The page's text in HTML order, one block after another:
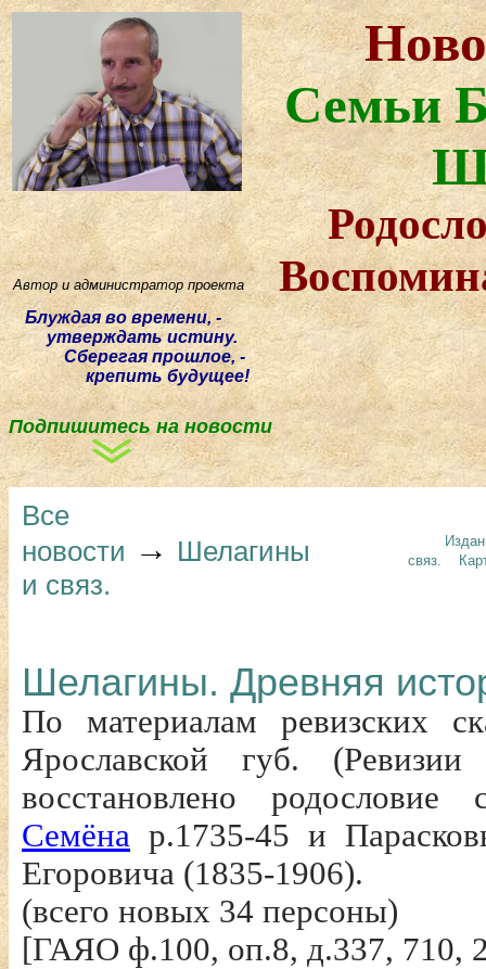
Семьи
Автор и администратор проекта
Блуждая во времени, -
утверждать истину.
Сберегая прошлое, -
крепить будущее!
Подпишитесь на новости
Все
новости → Шелагины
и связ.
связ.
Шелагины. Древняя
По материалам ревизских
Ярославской губ.
восстановлено
Семёна р.1735-45 и
Егоровича (1835-1906).
(всего новых 34 персоны)
[ГАЯО ф.100, оп.8, д.337, 710,